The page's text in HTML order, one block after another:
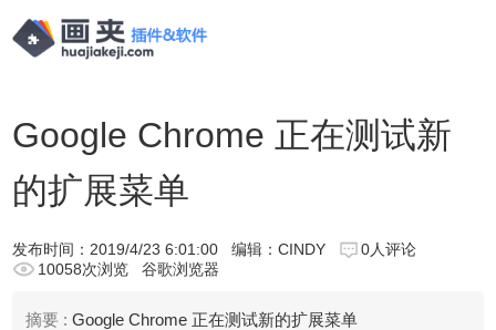
Google Chrome 正在测试新
的扩展菜单
发布时间： 2019/4/23 6:01:00 编辑：CINDY
0人评论
10058次浏览
谷歌浏览器
摘要 : Google Chrome 正在测试新的扩展菜单